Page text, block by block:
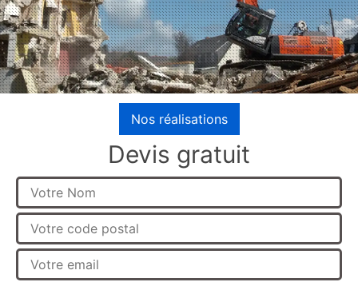
Nos réalisations
Devis gratuit